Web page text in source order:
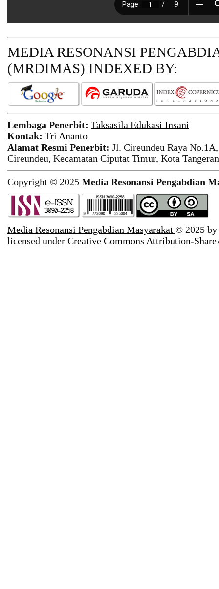
MEDIA RESONANSI
(MRDIMAS) INDEXED BY:
Lembaga Penerbit: Taksasila Edukasi Insani
Kontak: Tri Ananto
Alamat Resmi Penerbit: Jl. Cireundeu Raya
Cireundeu, Kecamatan Ciputat Timur, Kota
Copyright © 2025 Media Resonansi Pengabdian
Media Resonansi Pengabdian Masyarakat © 2025 by
licensed under Creative Commons Attribution-